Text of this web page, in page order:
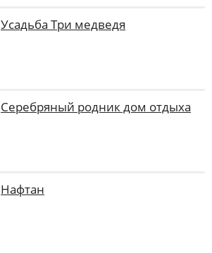
Усадьба Три медведя
Серебряный родник дом отдыха
Нафтан